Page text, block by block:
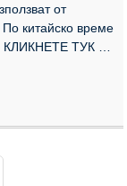
от
китайско време
КЛИКНЕТЕ ТУК На